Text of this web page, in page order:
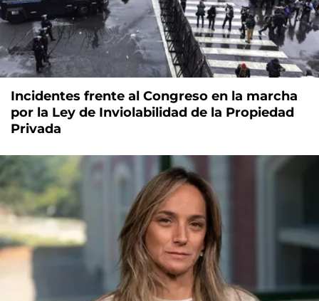
Incidentes frente al Congreso en la marcha
por la Ley de Inviolabilidad de la Propiedad
Privada